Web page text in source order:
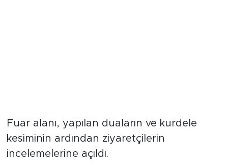
Fuar alanı, yapılan duaların ve kurdele
kesiminin ardından ziyaretçilerin
incelemelerine açıldı.